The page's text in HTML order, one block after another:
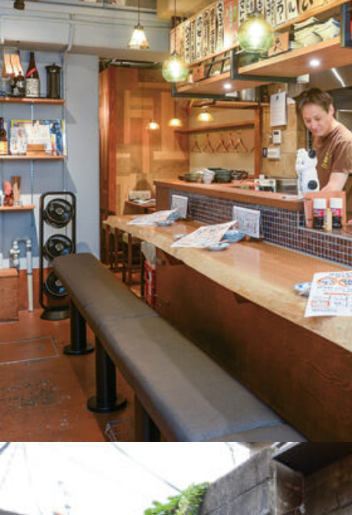
CULTURE
すべて
関西で開催。
おすすめの展覧会
おすすめの映画
誠光社で選びました。
おすすめの本
紹介します。
おすすめのイベント